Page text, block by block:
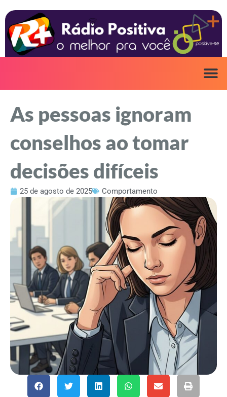
para
conteúdo
As pessoas ignoram
conselhos ao tomar
decisões difíceis
25 de agosto de 2025 Comportamento